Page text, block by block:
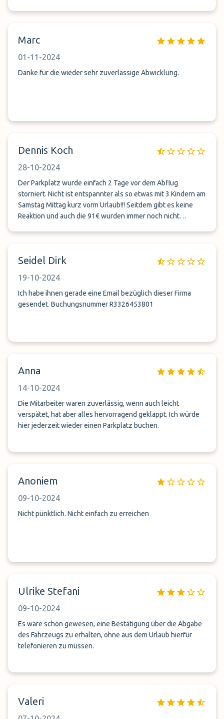
Marc
01-11-2024
Danke für die wieder sehr zuverlässige Abwicklung.
Dennis Koch
28-10-2024
Der Parkplatz wurde einfach 2 Tage vor dem Abflug
storniert. Nicht ist entspannter als so etwas mit 3 Kindern am
Samstag Mittag kurz vorm Urlaub!!! Seitdem gibt es keine
Reaktion und auch die 91€ wurden immer noch nicht
Seidel Dirk
19-10-2024
Ich habe ihnen gerade eine Email bezüglich dieser Firma
gesendet. Buchungsnummer R3326453801
Anna
14-10-2024
Die Mitarbeiter waren zuverlässig, wenn auch leicht
verspätet, hat aber alles hervorragend geklappt. Ich würde
hier jederzeit wieder einen Parkplatz buchen.
Anoniem
09-10-2024
Nicht pünktlich. Nicht einfach zu erreichen
Ulrike Stefani
09-10-2024
Es wäre schön gewesen, eine Bestätigung über die Abgabe
des Fahrzeugs zu erhalten, ohne aus dem Urlaub hierfür
telefonieren zu müssen.
Valeri